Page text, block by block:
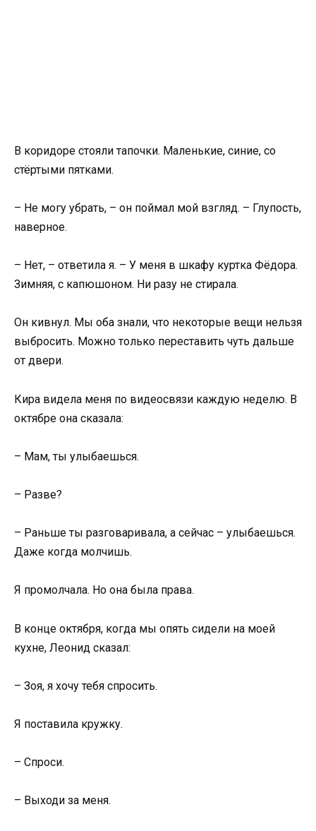
В коридоре стояли тапочки. Маленькие, синие, со
стёртыми пятками.
– Не могу убрать, – он поймал мой взгляд. – Глупость,
наверное.
– Нет, – ответила я. – У меня в шкафу куртка Фёдора.
Зимняя, с капюшоном. Ни разу не стирала.
Он кивнул. Мы оба знали, что некоторые вещи нельзя
выбросить. Можно только переставить чуть дальше
от двери.
Кира видела меня по видеосвязи каждую неделю. В
октябре она сказала:
– Мам, ты улыбаешься.
– Разве?
– Раньше ты разговаривала, а сейчас – улыбаешься.
Даже когда молчишь.
Я промолчала. Но она была права.
В конце октября, когда мы опять сидели на моей
кухне, Леонид сказал:
– Зоя, я хочу тебя спросить.
Я поставила кружку.
– Спроси.
– Выходи за меня.